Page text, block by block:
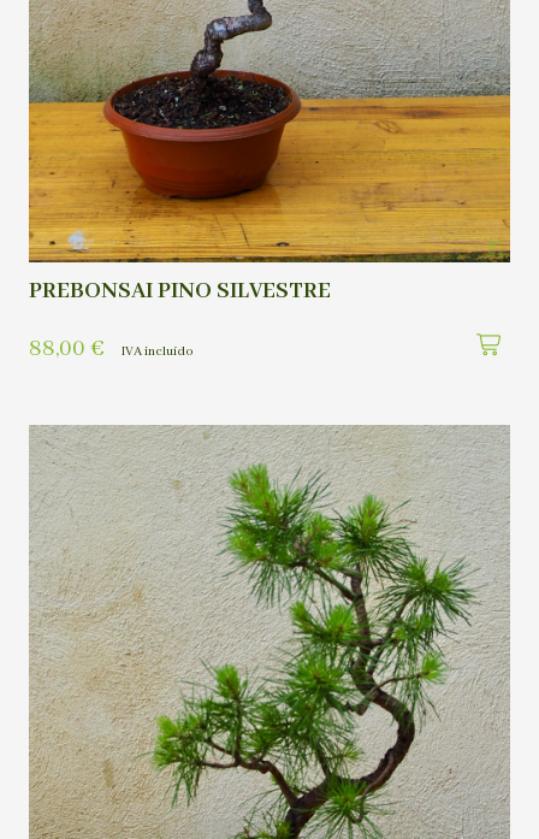
PREBONSAI PINO SILVESTRE
88,00 € IVA incluído